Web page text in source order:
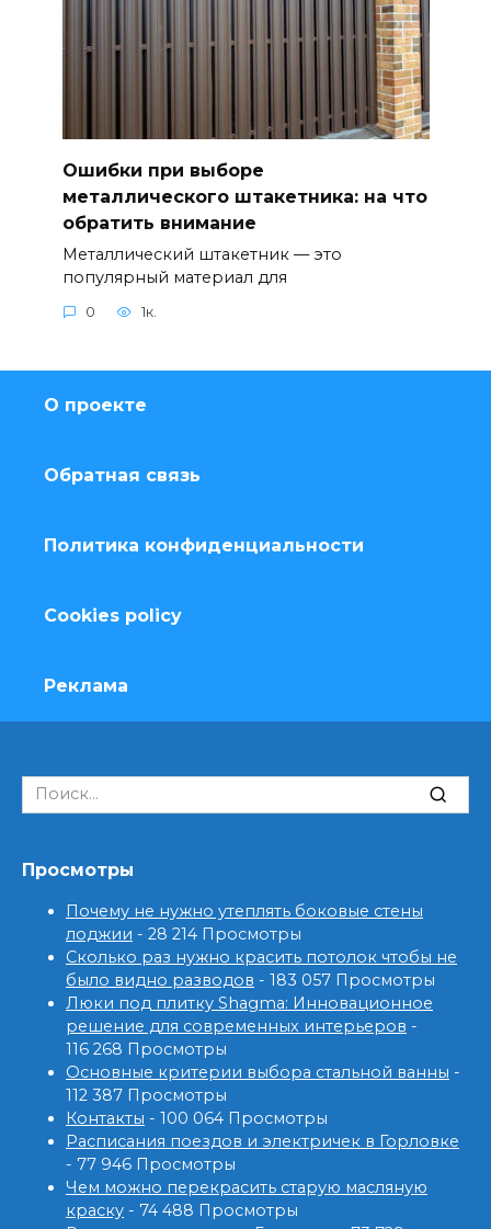
Ошибки при выборе
металлического штакетника: на что
обратить внимание
Металлический штакетник — это
популярный материал для
0 1к.
О проекте
Обратная связь
Политика конфиденциальности
Cookies policy
Реклама
Search
for:
Просмотры
Почему не нужно утеплять боковые стены
лоджии - 28 214 Просмотры
Сколько раз нужно красить потолок чтобы не
было видно разводов - 183 057 Просмотры
Люки под плитку Shagma: Инновационное
решение для современных интерьеров -
116 268 Просмотры
Основные критерии выбора стальной ванны -
112 387 Просмотры
Контакты - 100 064 Просмотры
Расписания поездов и электричек в Горловке
- 77 946 Просмотры
Чем можно перекрасить старую масляную
краску - 74 488 Просмотры